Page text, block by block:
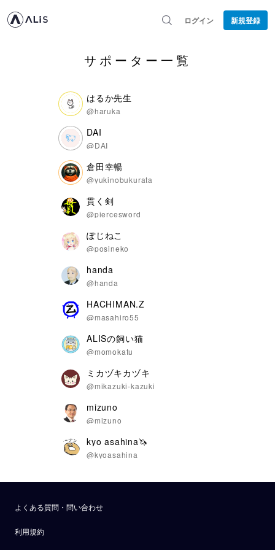
ログイン 新規登録
サポーター一覧
はるか先生
@haruka
DAI
@DAI
倉田幸暢
@yukinobukurata
貫く剣
@piercesword
ぽじねこ
@posineko
handa
@handa
HACHIMAN.Z
@masahiro55
ALISの飼い猫
@momokatu
ミカヅキカヅキ
@mikazuki-kazuki
mizuno
@mizuno
kyo asahina🦄
@kyoasahina
よくある質問・問い合わせ
利用規約